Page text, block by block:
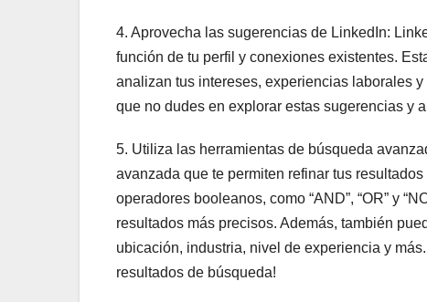
4. Aprovecha las sugerencias de LinkedIn:
función de tu perfil y conexiones existentes.
analizan tus intereses, experiencias laborales
que no dudes en explorar estas sugerencias y
5. Utiliza las herramientas de búsqueda
avanzada que te permiten refinar tus
operadores booleanos, como “AND”, “OR” y
resultados más precisos. Además, también
ubicación, industria, nivel de experiencia y
resultados de búsqueda!